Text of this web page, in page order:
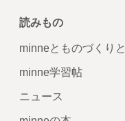
読みもの
minneとものづくりと
minne学習帖
ニュース